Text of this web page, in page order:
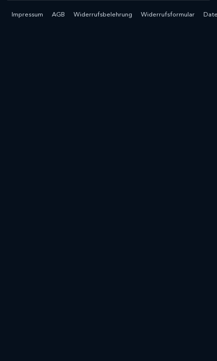
Impressum AGB Widerrufsbelehrung Widerrufsformular